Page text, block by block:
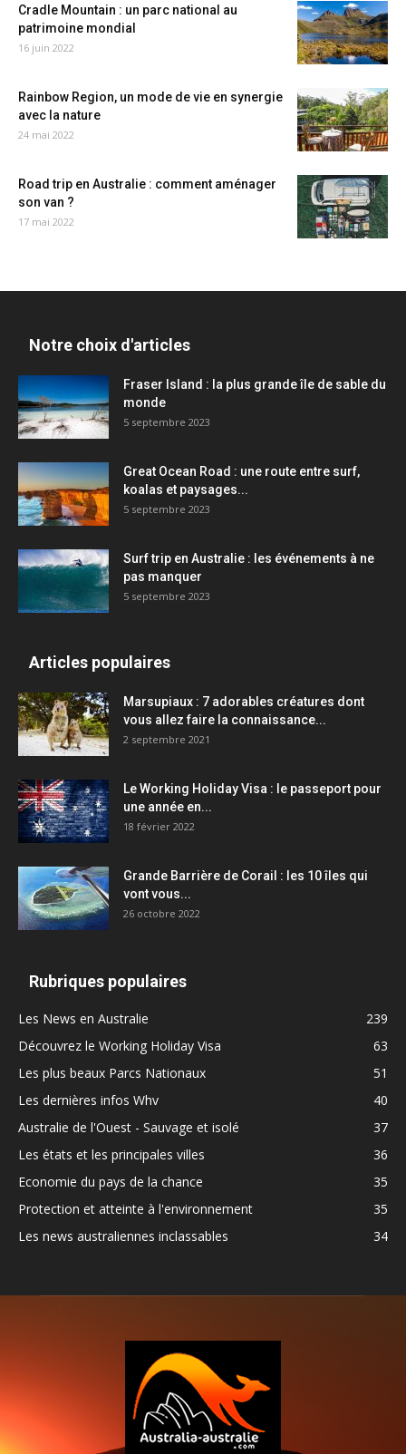
Cradle Mountain : un parc national au
patrimoine mondial
16 juin 2022
Rainbow Region, un mode de vie en synergie
avec la nature
24 mai 2022
Road trip en Australie : comment aménager
son van ?
17 mai 2022
Notre choix d'articles
Fraser Island : la plus grande île de sable du
monde
5 septembre 2023
Great Ocean Road : une route entre surf,
koalas et paysages...
5 septembre 2023
Surf trip en Australie : les événements à ne
pas manquer
5 septembre 2023
Articles populaires
Marsupiaux : 7 adorables créatures dont
vous allez faire la connaissance...
2 septembre 2021
Le Working Holiday Visa : le passeport pour
une année en...
18 février 2022
Grande Barrière de Corail : les 10 îles qui
vont vous...
26 octobre 2022
Rubriques populaires
Les News en Australie
239
Découvrez le Working Holiday Visa
63
Les plus beaux Parcs Nationaux
51
Les dernières infos Whv
40
Australie de l'Ouest - Sauvage et isolé
37
Les états et les principales villes
36
Economie du pays de la chance
35
Protection et atteinte à l'environnement
35
Les news australiennes inclassables
34